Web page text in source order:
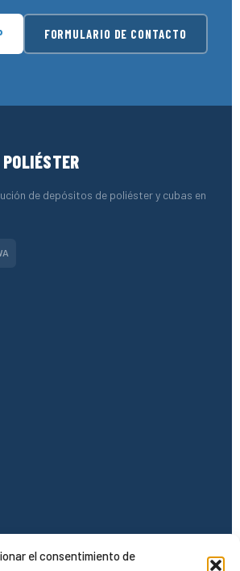
el consentimiento de
FORMULARIO DE CONTACTO
de depósitos de poliéster y cubas en